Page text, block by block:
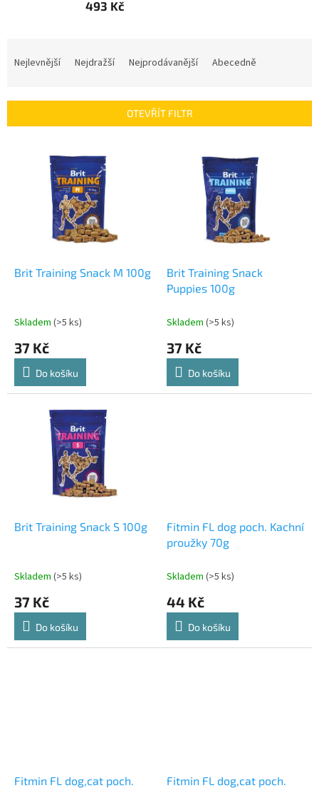
493 Kč
í
Nejlevnější Nejdražší Nejprodávanější Abecedně
OTEVŘÍT FILTR
Brit Training Snack M 100g
Skladem (>5 ks)
37 Kč
Do košíku
Brit Training Snack
Puppies 100g
Skladem (>5 ks)
37 Kč
Do košíku
Brit Training Snack S 100g
Skladem (>5 ks)
37 Kč
Do košíku
Fitmin FL dog poch. Kachní
proužky 70g
Skladem (>5 ks)
44 Kč
Do košíku
Fitmin FL dog,cat poch.
Fitmin FL dog,cat poch.